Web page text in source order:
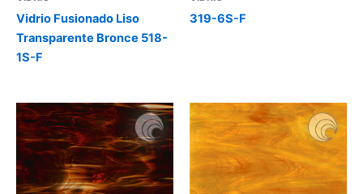
Vidrio Fusionado Liso
Transparente Bronce 518-
1S-F
319-6S-F